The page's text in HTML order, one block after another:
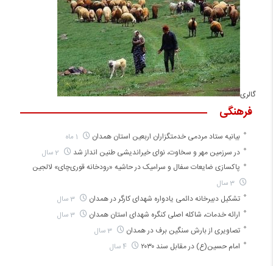
گالری
فرهنگی
بیانیه ستاد مردمی خدمتگزاران اربعین استان همدان
در سرزمین مهر و سخاوت، نوای خیراندیشی طنین انداز شد
پاکسازی ضایعات سفال و سرامیک در حاشیه «رودخانه قوری‌چای» لالجین
3 سال
تشکیل دبیرخانه دائمی یادواره شهدای کارگر در همدان 3 سال
ارائه خدمات، شاکله اصلی کنگره شهدای استان همدان 3 سال
تصاویری از بارش سنگین برف در همدان 3 سال
امام حسین(ع) در مقابل سند ۲۰۳۰